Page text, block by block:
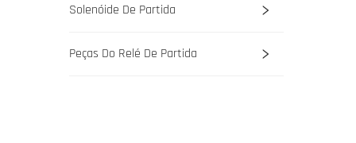
Solenóide De Partida
Peças Do Relé De Partida